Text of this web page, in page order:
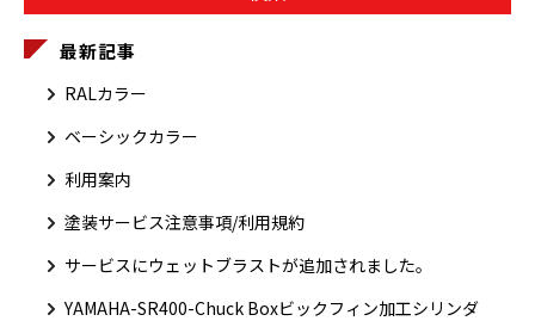
最新記事
RALカラー
ベーシックカラー
利用案内
塗装サービス注意事項/利用規約
サービスにウェットブラストが追加されました。
YAMAHA-SR400-Chuck Boxビックフィン加工シリンダ